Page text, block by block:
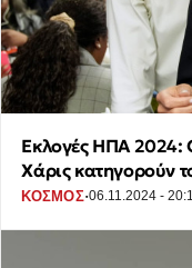
Εκλογές ΗΠΑ 2024:
Χάρις κατηγορούν
ΚΟΣΜΟΣ·06.11.2024 -